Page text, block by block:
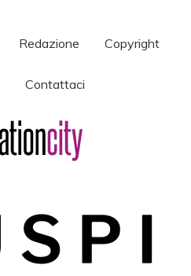
Redazione Copyright
Contattaci